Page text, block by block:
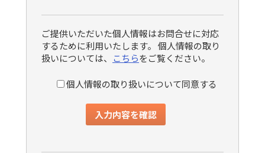
ご提供いただいた個人情報はお問合せに対応
するために利用いたします。 個人情報の取り
扱いについては、 こちらをご覧ください。
個人情報の取り扱いについて同意する